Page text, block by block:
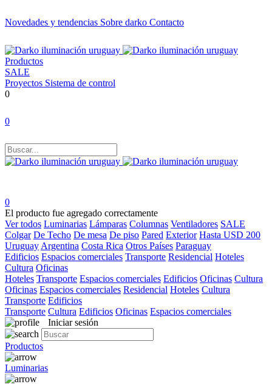
Novedades y tendencias Sobre darko Contacto
Productos
SALE
Proyectos Sistema de control
0
0
0
El producto fue agregado correctamente
Ver todos Luminarias Lámparas Columnas Ventiladores SALE
Colgar De Techo De mesa De piso Pared Exterior Hasta USD 200
Uruguay Argentina Costa Rica Otros Países Paraguay
Edificios Espacios comerciales Transporte Residencial Hoteles
Cultura Oficinas
Hoteles Transporte Espacios comerciales Edificios Oficinas Cultura
Oficinas Espacios comerciales Residencial Hoteles Cultura
Transporte Edificios
Transporte Cultura Edificios Oficinas Espacios comerciales
Iniciar sesión
Productos
Luminarias